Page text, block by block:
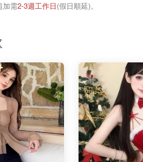
加需2-3週工作日(假日順延)。